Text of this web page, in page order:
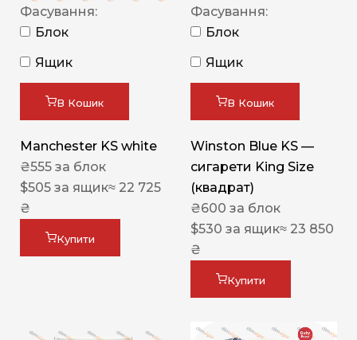
Фасування:
Блок
Ящик
В Кошик
Manchester KS white
₴555 за блок
$505 за ящик≈ 22 725
₴
Купити
Фасування:
Блок
Ящик
В Кошик
Winston Blue KS —
сигарети King Size
(квадрат)
₴600 за блок
$530 за ящик≈ 23 850
₴
Купити